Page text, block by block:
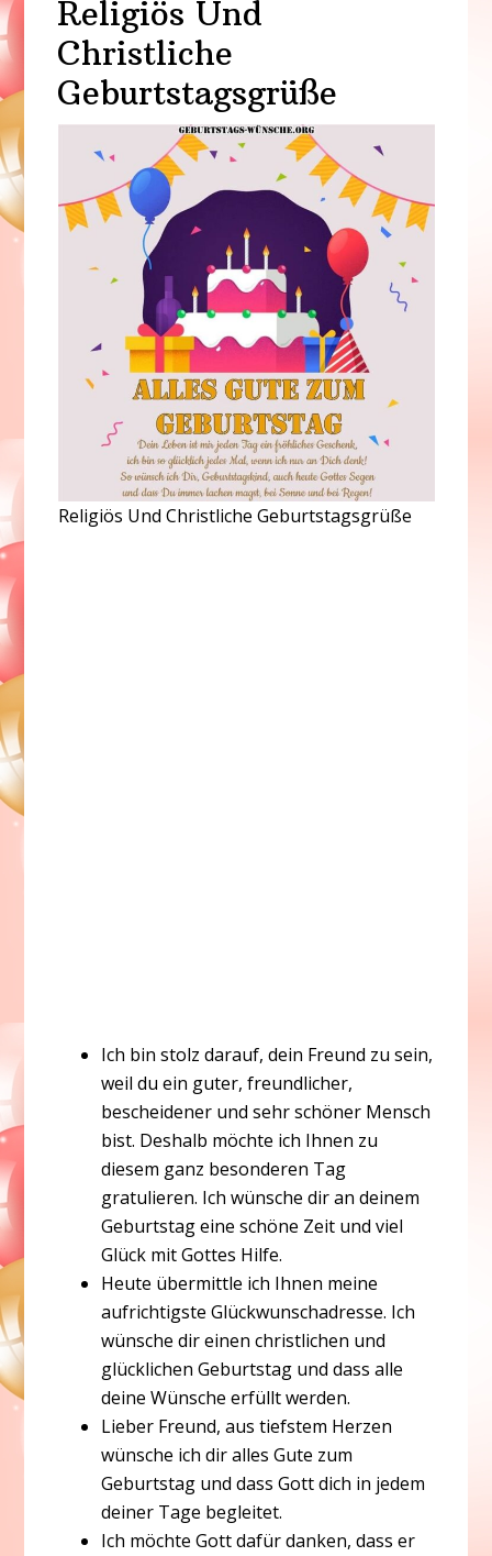
Religiös Und
Christliche
Geburtstagsgrüße
Religiös Und Christliche Geburtstagsgrüße
Ich bin stolz darauf, dein Freund zu sein,
weil du ein guter, freundlicher,
bescheidener und sehr schöner Mensch
bist. Deshalb möchte ich Ihnen zu
diesem ganz besonderen Tag
gratulieren. Ich wünsche dir an deinem
Geburtstag eine schöne Zeit und viel
Glück mit Gottes Hilfe.
Heute übermittle ich Ihnen meine
aufrichtigste Glückwunschadresse. Ich
wünsche dir einen christlichen und
glücklichen Geburtstag und dass alle
deine Wünsche erfüllt werden.
Lieber Freund, aus tiefstem Herzen
wünsche ich dir alles Gute zum
Geburtstag und dass Gott dich in jedem
deiner Tage begleitet.
Ich möchte Gott dafür danken, dass er